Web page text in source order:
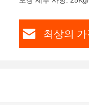
최상의